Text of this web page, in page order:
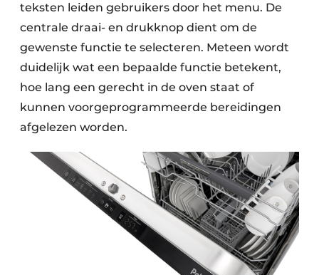
teksten leiden gebruikers door het menu. De
centrale draai- en drukknop dient om de
gewenste functie te selecteren. Meteen wordt
duidelijk wat een bepaalde functie betekent,
hoe lang een gerecht in de oven staat of
kunnen voorgeprogrammeerde bereidingen
afgelezen worden.